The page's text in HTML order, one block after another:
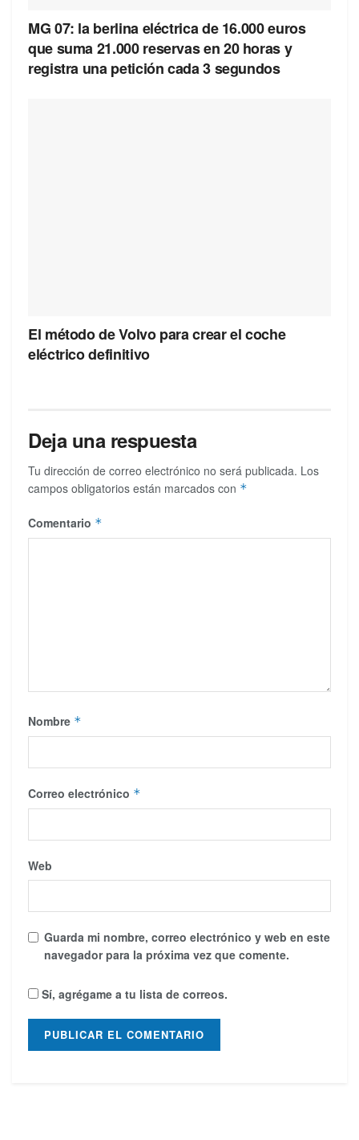
MG 07: la berlina eléctrica de 16.000 euros
que suma 21.000 reservas en 20 horas y
registra una petición cada 3 segundos
El método de Volvo para crear el coche
eléctrico definitivo
Deja una respuesta
Tu dirección de correo electrónico no será publicada. Los
campos obligatorios están marcados con *
Comentario *
Nombre *
Correo electrónico *
Web
Guarda mi nombre, correo electrónico y web en este
navegador para la próxima vez que comente.
Sí, agrégame a tu lista de correos.